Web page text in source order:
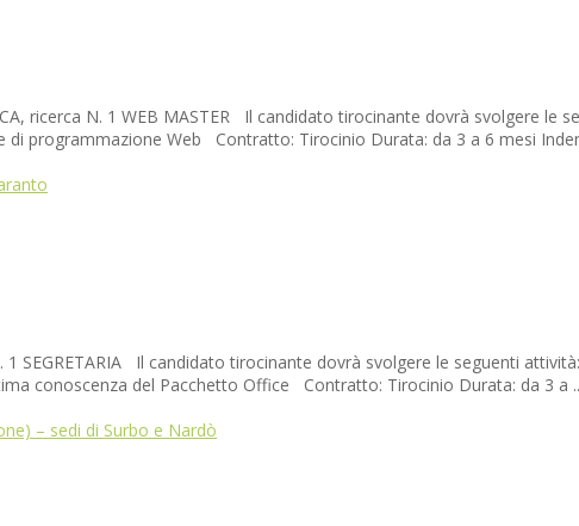
ricerca N. 1 WEB MASTER Il candidato tirocinante dovrà svolgere le
programmazione Web Contratto: Tirocinio Durata: da 3 a 6 mesi
1 SEGRETARIA Il candidato tirocinante dovrà svolgere le seguenti
conoscenza del Pacchetto Office Contratto: Tirocinio Durata: da 3 a
– sedi di Surbo e Nardò